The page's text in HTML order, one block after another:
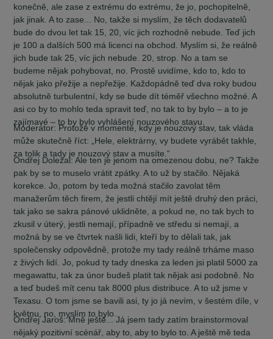
konečně, ale zase z extrému do extrému, že jo, pochopitelně,
jak jinak. A to zase... No, takže si myslím, že těch dodavatelů
bude do dvou let tak 15, 20, víc jich rozhodně nebude. Teď jich
je 100 a dalších 500 má licenci na obchod. Myslím si, že reálně
jich bude tak 25, víc jich nebude. 20, strop. No a tam se
budeme nějak pohybovat, no. Prostě uvidíme, kdo to, kdo to
nějak jako přežije a nepřežije. Každopádně teď dva roky budou
absolutně turbulentní, kdy se bude dít téměř všechno možné. A
asi co by to mohlo teda spravit teď, no tak to by bylo – a to je
zajímavé – to by bylo vyhlášení nouzového stavu.
Moderátor: Protože v momentě, kdy je nouzový stav, tak vláda
může skutečně říct: „Hele, elektrárny, vy budete vyrábět takhle,
za tolik a tady je nouzový stav a musíte.“
Ondřej Doležal: Ale ten je jenom na omezenou dobu, ne? Takže
pak by se to muselo vrátit zpátky. A to už by stačilo. Nějaká
korekce. Jo, potom by teda možná stačilo zavolat těm
manažerům těch firem, že jestli chtějí mít ještě druhý den práci,
tak jako se sakra pánové uklidněte, a pokud ne, no tak bych to
zkusil v úterý, jestli nemají, případně ve středu si nemají, a
možná by se ve čtvrtek našli lidi, kteří by to dělali tak, jak
společensky odpovědně, protože my tady reálně trháme maso
z živých lidí. Jo, pokud ty tady dneska za leden jsi platil 5000 za
megawattu, tak za únor budeš platit tak nějak asi podobně. No
a teď budeš mít cenu tak 8000 plus distribuce. A to už jsme v
Texasu. O tom jsme se bavili asi, ty jo já nevím, v šestém díle, v
květnu, no, myslím to bylo.
Ondřej Jaroš:Mně ještě... Já jsem tady zatím brainstormoval
nějaký pozitivní scénář, aby to, aby to bylo to. A ještě mě teda